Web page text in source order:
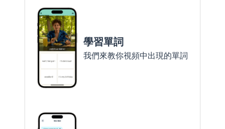
學習單詞
我們來教你視頻中出現的單詞